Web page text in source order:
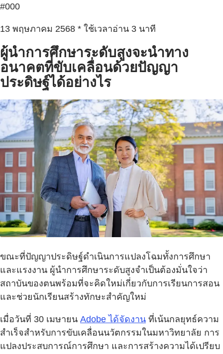
#000
13 พฤษภาคม 2568 * ใช้เวลาอ่าน 3 นาที
ผู้นำการศึกษาระดับสูงจะนำทาง
อนาคตที่ขับเคลื่อนด้วยปัญญา
ประดิษฐ์ได้อย่างไร
ขณะที่ปัญญาประดิษฐ์ดำเนินการแปลงโฉมทั้งการศึกษา
และแรงงาน ผู้นำการศึกษาระดับสูงจำเป็นต้องมั่นใจว่า
สถาบันของตนพร้อมที่จะคิดใหม่เกี่ยวกับการเรียนการสอน
และช่วยนักเรียนสร้างทักษะสำคัญใหม่
เมื่อวันที่ 30 เมษายน Adobe ได้จัดงาน ที่เน้นกลยุทธ์ความ
สำเร็จสำหรับการขับเคลื่อนนวัตกรรมในมหาวิทยาลัย การ
แปลงประสบการณ์การศึกษา และการสร้างความได้เปรียบ